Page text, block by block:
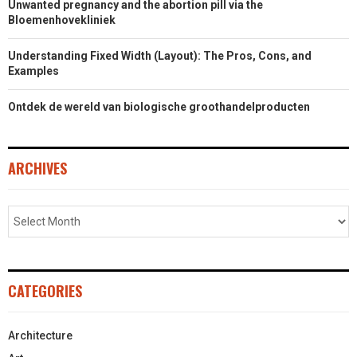
Unwanted pregnancy and the abortion pill via the
Bloemenhovekliniek
Understanding Fixed Width (Layout): The Pros, Cons, and
Examples
Ontdek de wereld van biologische groothandelproducten
ARCHIVES
CATEGORIES
Architecture